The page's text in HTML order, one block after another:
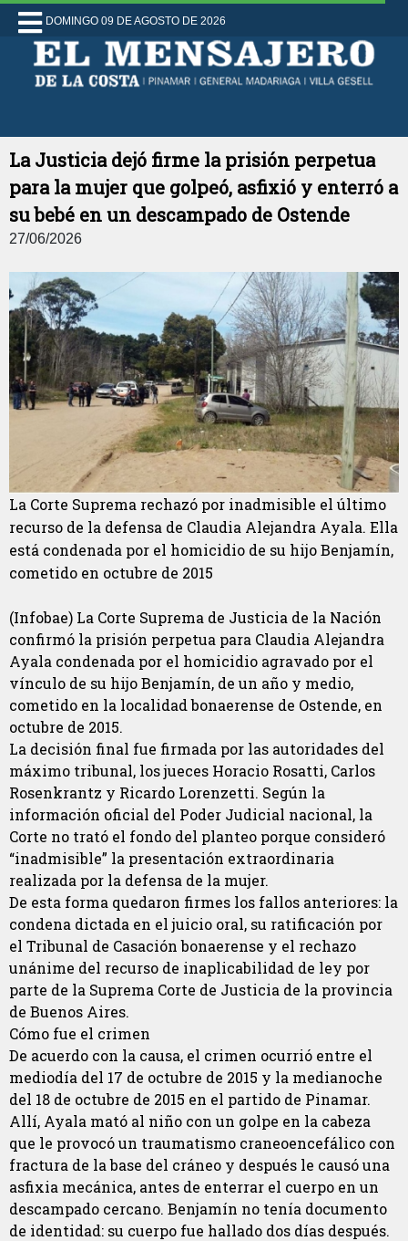
DOMINGO 09 DE AGOSTO DE 2026
La Justicia dejó firme la prisión perpetua
para la mujer que golpeó, asfixió y enterró a
su bebé en un descampado de Ostende
27/06/2026
La Corte Suprema rechazó por inadmisible el último
recurso de la defensa de Claudia Alejandra Ayala. Ella
está condenada por el homicidio de su hijo Benjamín,
cometido en octubre de 2015
(Infobae) La Corte Suprema de Justicia de la Nación
confirmó la prisión perpetua para Claudia Alejandra
Ayala condenada por el homicidio agravado por el
vínculo de su hijo Benjamín, de un año y medio,
cometido en la localidad bonaerense de Ostende, en
octubre de 2015.
La decisión final fue firmada por las autoridades del
máximo tribunal, los jueces Horacio Rosatti, Carlos
Rosenkrantz y Ricardo Lorenzetti. Según la
información oficial del Poder Judicial nacional, la
Corte no trató el fondo del planteo porque consideró
“inadmisible” la presentación extraordinaria
realizada por la defensa de la mujer.
De esta forma quedaron firmes los fallos anteriores: la
condena dictada en el juicio oral, su ratificación por
el Tribunal de Casación bonaerense y el rechazo
unánime del recurso de inaplicabilidad de ley por
parte de la Suprema Corte de Justicia de la provincia
de Buenos Aires.
Cómo fue el crimen
De acuerdo con la causa, el crimen ocurrió entre el
mediodía del 17 de octubre de 2015 y la medianoche
del 18 de octubre de 2015 en el partido de Pinamar.
Allí, Ayala mató al niño con un golpe en la cabeza
que le provocó un traumatismo craneoencefálico con
fractura de la base del cráneo y después le causó una
asfixia mecánica, antes de enterrar el cuerpo en un
descampado cercano. Benjamín no tenía documento
de identidad: su cuerpo fue hallado dos días después.